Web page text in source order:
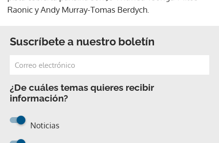
Raonic y Andy Murray-Tomas Berdych.
Suscríbete a nuestro boletín
¿De cuáles temas quieres recibir
información?
Noticias